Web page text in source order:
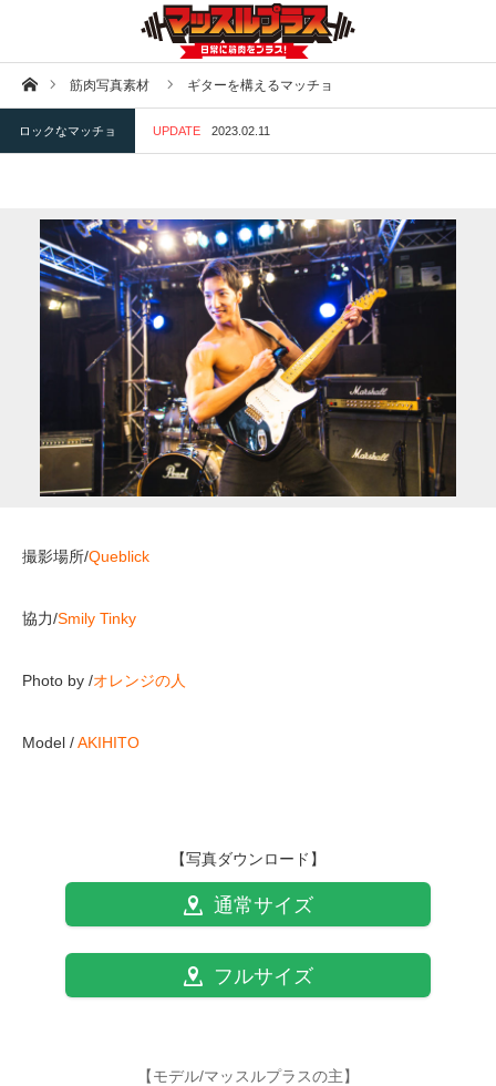
ホーム筋肉写真素材 ギターを構えるマッチョ
ロックなマッチョ UPDATE 2023.02.11
撮影場所/Queblick
協力/Smily Tinky
Photo by /オレンジの人
Model /AKIHITO
【写真ダウンロード】
通常サイズ
フルサイズ
【モデル/マッスルプラスの主】